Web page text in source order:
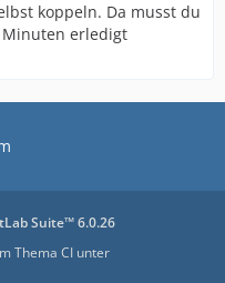
koppeln. Da musst du
Minuten erledigt
Suite™ 6.0.26
Thema CI unter